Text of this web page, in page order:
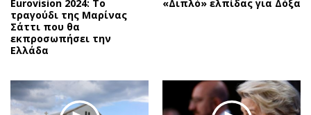
Eurovision 2024: Το
τραγούδι της Μαρίνας
Σάττι που θα
εκπροσωπήσει την
Ελλάδα
«Διπλό» ελπίδας για Δόξα